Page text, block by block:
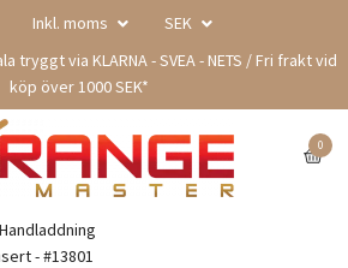
Inkl. moms
SEK
tryggt via KLARNA - SVEA - NETS / Fri frakt vid
köp över 1000 SEK*
0
Handladdning
- #13801